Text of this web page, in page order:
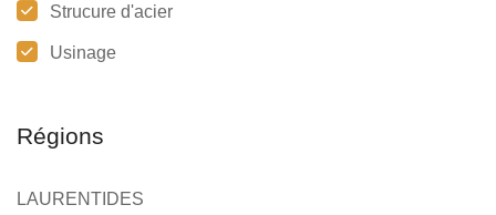
Strucure d'acier
Usinage
Régions
LAURENTIDES